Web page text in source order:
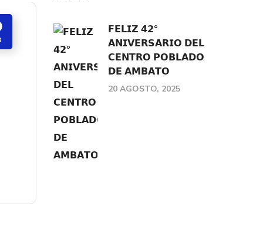
𝗙𝗘𝗟𝗜𝗭 𝟰𝟮°
𝗔𝗡𝗜𝗩𝗘𝗥𝗦𝗔𝗥𝗜𝗢 𝗗𝗘𝗟
𝗖𝗘𝗡𝗧𝗥𝗢 𝗣𝗢𝗕𝗟𝗔𝗗𝗢
𝗗𝗘 𝗔𝗠𝗕𝗔𝗧𝗢
20 AGOSTO, 2025